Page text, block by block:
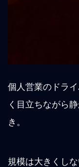
個人営業のドラ
く目立ちながら
き。
規模は大きくしな